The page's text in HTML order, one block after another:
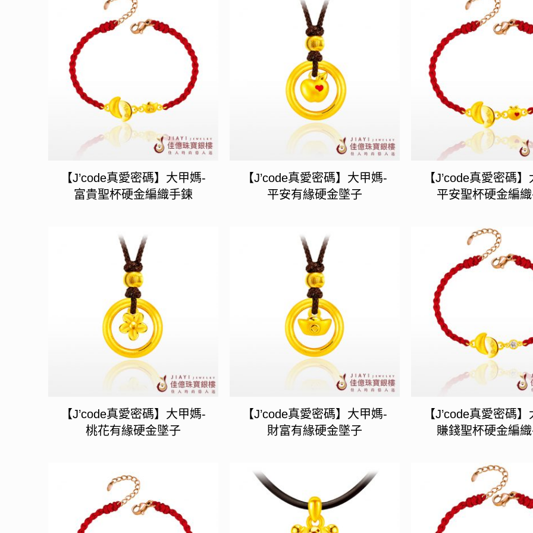
【J’code真愛密碼】大甲媽-
富貴聖杯硬金編織手鍊
【J’code真愛密碼】大甲媽-
平安有緣硬金墜子
【J’code真愛密碼
平安聖杯硬金編
【J’code真愛密碼】大甲媽-
桃花有緣硬金墜子
【J’code真愛密碼】大甲媽-
財富有緣硬金墜子
【J’code真愛密碼
賺錢聖杯硬金編